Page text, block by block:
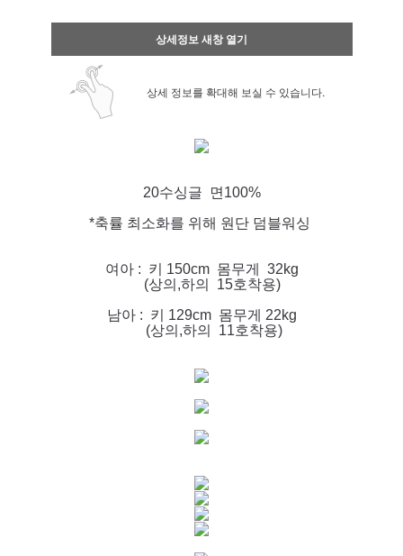
상세정보 새창 열기
상세 정보를 확대해 보실 수 있습니다.
20수싱글 면100%
*축률 최소화를 위해 원단 덤블워싱
여아 : 키 150cm 몸무게 32kg
(상의,하의 15호착용)
남아 : 키 129cm 몸무게 22kg
(상의,하의 11호착용)